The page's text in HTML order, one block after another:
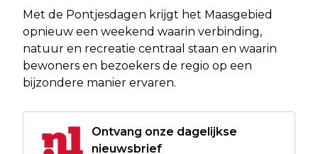
Met de Pontjesdagen krijgt het Maasgebied
opnieuw een weekend waarin verbinding,
natuur en recreatie centraal staan en waarin
bewoners en bezoekers de regio op een
bijzondere manier ervaren.
Ontvang onze dagelijkse
nieuwsbrief